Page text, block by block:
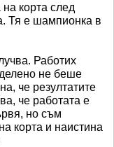
корта след
Тя е шампионка в
Работих
не беше
че резултатите
че работата е
но съм
корта и наистина